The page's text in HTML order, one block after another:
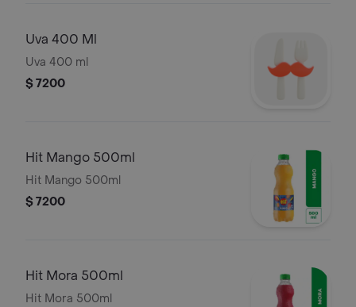
Uva 400 Ml
Uva 400 ml
$ 7200
Hit Mango 500ml
Hit Mango 500ml
$ 7200
Hit Mora 500ml
Hit Mora 500ml